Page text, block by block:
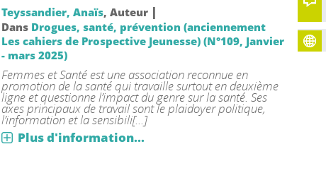
Teyssandier, Anaïs, Auteur |
Dans Drogues, santé, prévention (anciennement
Les cahiers de Prospective Jeunesse) (N°109, Janvier
- mars 2025)
Femmes et Santé est une association reconnue en
promotion de la santé qui travaille surtout en deuxième
ligne et questionne l’impact du genre sur la santé. Ses
axes principaux de travail sont le plaidoyer politique,
l’information et la sensibili[...]
Plus d'information...